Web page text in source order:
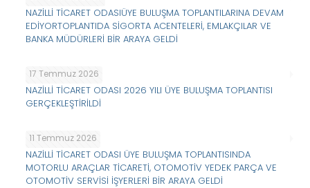
NAZİLLİ TİCARET ODASIÜYE BULUŞMA TOPLANTILARINA DEVAM
EDİYORTOPLANTIDA SİGORTA ACENTELERİ, EMLAKÇILAR VE
BANKA MÜDÜRLERİ BİR ARAYA GELDİ
17 Temmuz 2026
NAZİLLİ TİCARET ODASI 2026 YILI ÜYE BULUŞMA TOPLANTISI
GERÇEKLEŞTİRİLDİ
11 Temmuz 2026
NAZİLLİ TİCARET ODASI ÜYE BULUŞMA TOPLANTISINDA
MOTORLU ARAÇLAR TİCARETİ, OTOMOTİV YEDEK PARÇA VE
OTOMOTİV SERVİSİ İŞYERLERİ BİR ARAYA GELDİ